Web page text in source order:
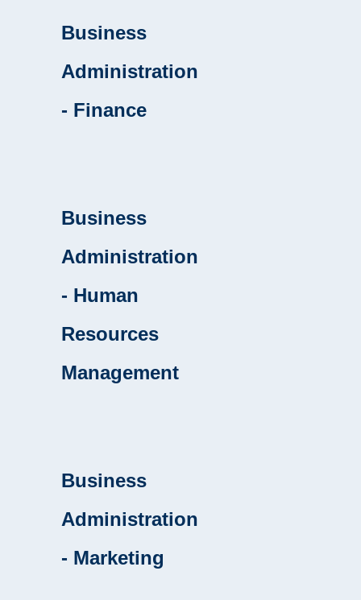
Business
Administration
- Finance
Business
Administration
- Human
Resources
Management
Business
Administration
- Marketing